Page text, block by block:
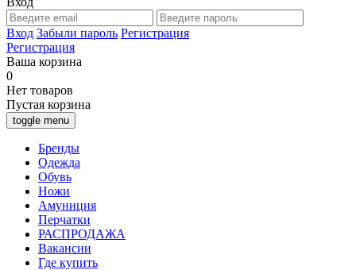
Вход Забыли пароль Регистрация
Регистрация
Ваша корзина
0
Нет товаров
Пустая корзина
toggle menu
Бренды
Одежда
Обувь
Ножи
Амуниция
Перчатки
РАСПРОДАЖА
Вакансии
Где купить